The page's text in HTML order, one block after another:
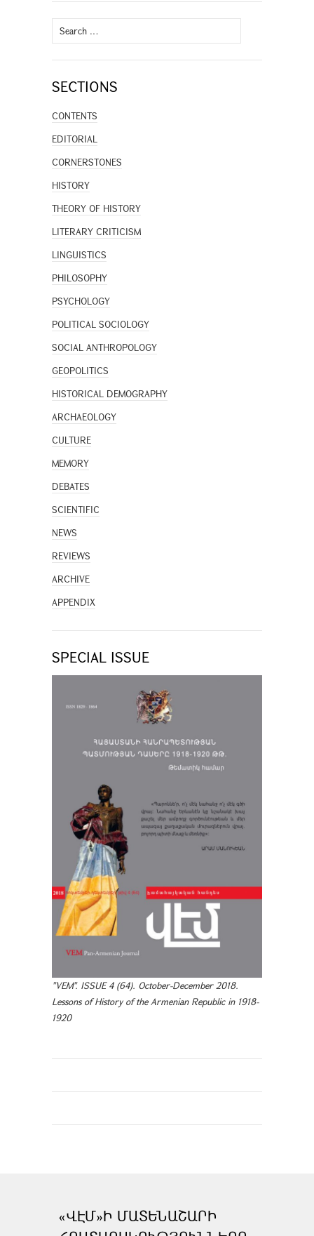
Search
for:
SECTIONS
CONTENTS
EDITORIAL
CORNERSTONES
HISTORY
THEORY OF HISTORY
LITERARY CRITICISM
LINGUISTICS
PHILOSOPHY
PSYCHOLOGY
POLITICAL SOCIOLOGY
SOCIAL ANTHROPOLOGY
GEOPOLITICS
HISTORICAL DEMOGRAPHY
ARCHAEOLOGY
CULTURE
MEMORY
DEBATES
SCIENTIFIC
NEWS
REVIEWS
ARCHIVE
APPENDIX
SPECIAL ISSUE
"VEM". ISSUE 4 (64). October-December 2018.
Lessons of History of the Armenian Republic in 1918-
1920
«ՎԷՄ»Ի ՄԱՏԵՆԱՇԱՐԻ